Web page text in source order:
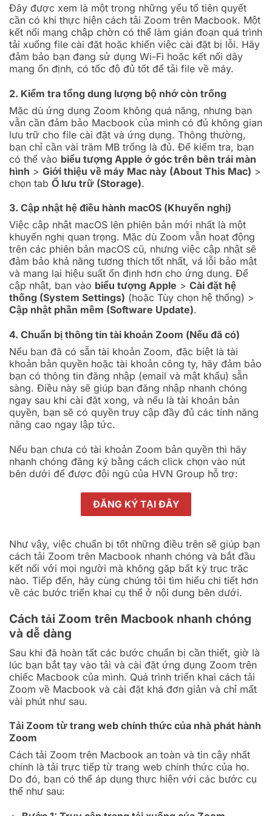
Đây được xem là một trong những yếu tố tiên quyết
cần có khi thực hiện cách tải Zoom trên Macbook. Một
kết nối mạng chập chờn có thể làm gián đoạn quá trình
tải xuống file cài đặt hoặc khiến việc cài đặt bị lỗi. Hãy
đảm bảo bạn đang sử dụng Wi-Fi hoặc kết nối dây
mạng ổn định, có tốc độ đủ tốt để tải file về máy.
2. Kiểm tra tổng dung lượng bộ nhớ còn trống
Mặc dù ứng dụng Zoom không quá nặng, nhưng bạn
vẫn cần đảm bảo Macbook của mình có đủ không gian
lưu trữ cho file cài đặt và ứng dụng. Thông thường,
bạn chỉ cần vài trăm MB trống là đủ. Để kiểm tra, bạn
có thể vào biểu tượng Apple ở góc trên bên trái màn
hình > Giới thiệu về máy Mac này (About This Mac) >
chọn tab Ổ lưu trữ (Storage).
3. Cập nhật hệ điều hành macOS (Khuyến nghị)
Việc cập nhật macOS lên phiên bản mới nhất là một
khuyến nghị quan trọng. Mặc dù Zoom vẫn hoạt động
trên các phiên bản macOS cũ, nhưng việc cập nhật sẽ
đảm bảo khả năng tương thích tốt nhất, vá lỗi bảo mật
và mang lại hiệu suất ổn định hơn cho ứng dụng. Để
cập nhật, bạn vào biểu tượng Apple > Cài đặt hệ
thống (System Settings) (hoặc Tùy chọn hệ thống) >
Cập nhật phần mềm (Software Update).
4. Chuẩn bị thông tin tài khoản Zoom (Nếu đã có)
Nếu bạn đã có sẵn tài khoản Zoom, đặc biệt là tài
khoản bản quyền hoặc tài khoản công ty, hãy đảm bảo
bạn có thông tin đăng nhập (email và mật khẩu) sẵn
sàng. Điều này sẽ giúp bạn đăng nhập nhanh chóng
ngay sau khi cài đặt xong, và nếu là tài khoản bản
quyền, bạn sẽ có quyền truy cập đầy đủ các tính năng
nâng cao ngay lập tức.
Nếu bạn chưa có tài khoản Zoom bản quyền thì hãy
nhanh chóng đăng ký bằng cách click chọn vào nút
bên dưới để được đội ngũ của HVN Group hỗ trợ:
ĐĂNG KÝ TẠI ĐÂY
Như vậy, việc chuẩn bị tốt những điều trên sẽ giúp bạn
cách tải Zoom trên Macbook nhanh chóng và bắt đầu
kết nối với mọi người mà không gặp bất kỳ trục trặc
nào. Tiếp đến, hãy cùng chúng tôi tìm hiểu chi tiết hơn
về các bước triển khai cụ thể ở nội dung bên dưới.
Cách tải Zoom trên Macbook nhanh chóng
và dễ dàng
Sau khi đã hoàn tất các bước chuẩn bị cần thiết, giờ là
lúc bạn bắt tay vào tải và cài đặt ứng dụng Zoom trên
chiếc Macbook của mình. Quá trình triển khai cách tải
Zoom về Macbook và cài đặt khá đơn giản và chỉ mất
vài phút như sau.
Tải Zoom từ trang web chính thức của nhà phát hành
Zoom
Cách tải Zoom trên Macbook an toàn và tin cậy nhất
chính là tải trực tiếp từ trang web chính thức của họ.
Do đó, bạn có thể áp dụng thực hiện với các bước cụ
thể như sau: